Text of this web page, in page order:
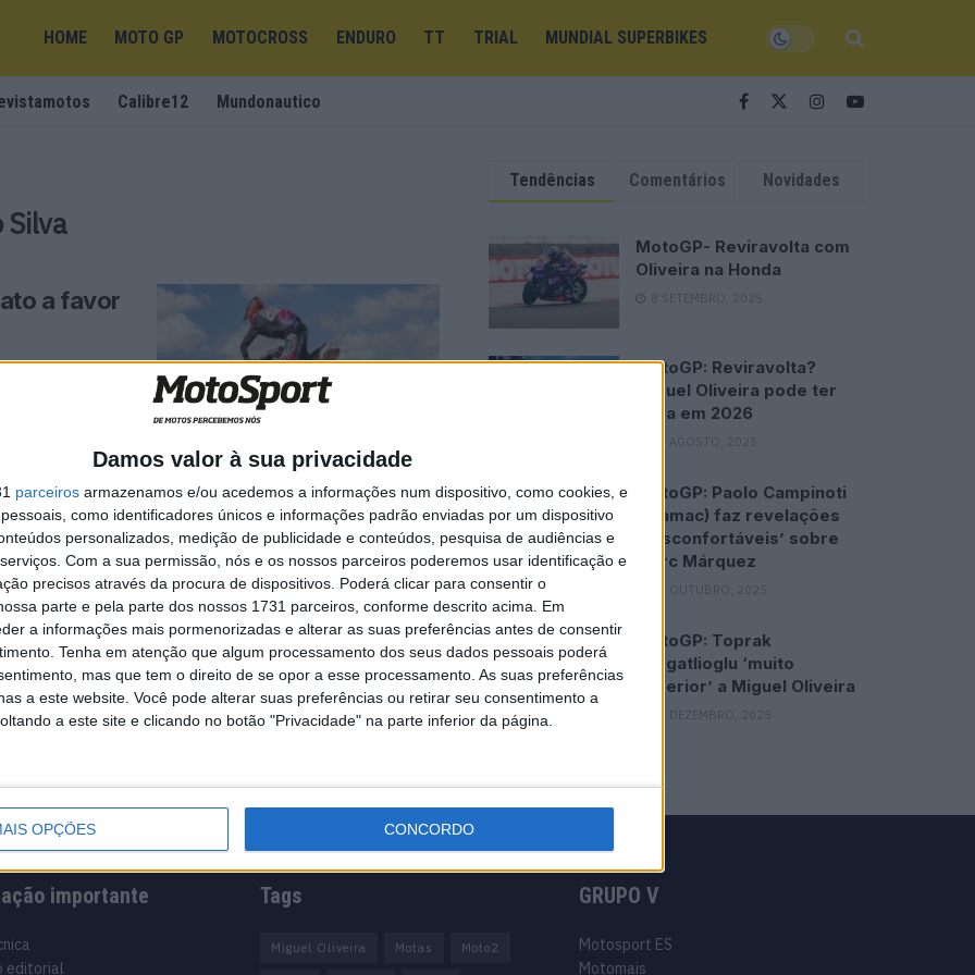
Damos valor à sua privacidade
parceiros armazenamos e/ou acedemos a informações num dispositivo, como cookies, e
como identificadores únicos e informações padrão enviadas por um dispositivo
personalizados, medição de publicidade e conteúdos, pesquisa de audiências e
Com a sua permissão, nós e os nossos parceiros poderemos usar identificação e
precisos através da procura de dispositivos. Poderá clicar para consentir o
parte e pela parte dos nossos 1731 parceiros, conforme descrito acima. Em
a informações mais pormenorizadas e alterar as suas preferências antes de consentir
Tenha em atenção que algum processamento dos seus dados pessoais poderá
mas que tem o direito de se opor a esse processamento. As suas preferências
a este website. Você pode alterar suas preferências ou retirar seu consentimento a
a este site e clicando no botão "Privacidade" na parte inferior da página.
OPÇÕES CONCORDO
HOME MOTO GP MOTOCROSS ENDURO TT TRIAL MUNDIAL SUPERBIKES
Calibre12 Mundonautico
Silva
a favor
de fundos
no
da
Tendências Comentários Novidades
MotoGP- Reviravolta com
Oliveira na Honda
8 SETEMBRO, 2025
MotoGP: Reviravolta?
Miguel Oliveira pode ter
vaga em 2026
28 AGOSTO, 2025
MotoGP: Paolo Campinoti
(Pramac) faz revelações
‘desconfortáveis’ sobre
Marc Márquez
16 OUTUBRO, 2025
MotoGP: Toprak
Razgatlioglu ‘muito
superior’ a Miguel Oliveira
importante
editorial
Tags
Miguel Oliveira Motas Moto2
GRUPO V
Motosport ES
Motomais